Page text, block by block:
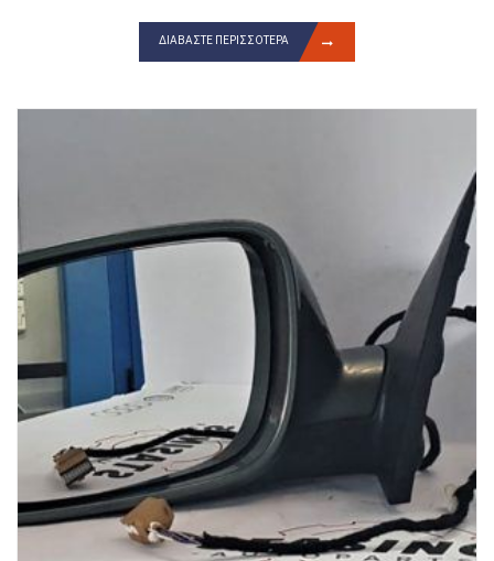
ΔΙΑΒΆΣΤΕ ΠΕΡΙΣΣΌΤΕΡΑ